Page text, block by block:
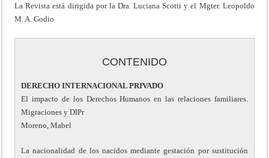
La Revista está dirigida por la Dra. Luciana Scotti y el Mgter. Leopoldo
M. A. Godio
CONTENIDO
DERECHO INTERNACIONAL PRIVADO
El impacto de los Derechos Humanos en las relaciones familiares.
Migraciones y DIPr
Moreno, Mabel
La nacionalidad de los nacidos mediante gestación por sustitución